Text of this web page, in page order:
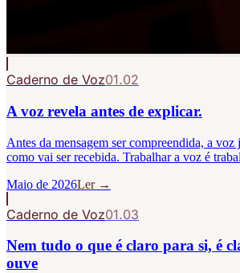
Caderno de Voz01.02
A voz revela antes de explicar.
Antes da mensagem ser compreendida, a voz
como vai ser recebida. Trabalhar a voz é
Maio de 2026Ler →
Caderno de Voz01.03
Nem tudo o que é claro para si, é
ouve